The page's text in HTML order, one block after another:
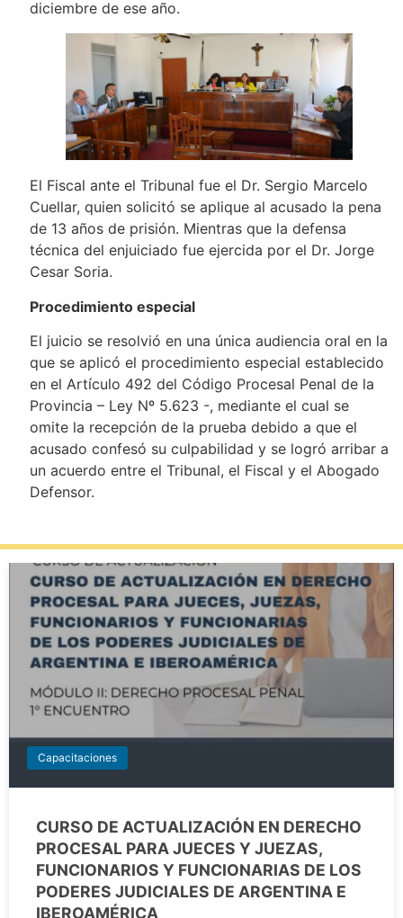
diciembre de ese año.
El Fiscal ante el Tribunal fue el Dr. Sergio Marcelo
Cuellar, quien solicitó se aplique al acusado la pena
de 13 años de prisión. Mientras que la defensa
técnica del enjuiciado fue ejercida por el Dr. Jorge
Cesar Soria.
Procedimiento especial
El juicio se resolvió en una única audiencia oral en la
que se aplicó el procedimiento especial establecido
en el Artículo 492 del Código Procesal Penal de la
Provincia – Ley Nº 5.623 -, mediante el cual se
omite la recepción de la prueba debido a que el
acusado confesó su culpabilidad y se logró arribar a
un acuerdo entre el Tribunal, el Fiscal y el Abogado
Defensor.
Capacitaciones
CURSO DE ACTUALIZACIÓN EN DERECHO
PROCESAL PARA JUECES Y JUEZAS,
FUNCIONARIOS Y FUNCIONARIAS DE LOS
PODERES JUDICIALES DE ARGENTINA E
IBEROAMÉRICA